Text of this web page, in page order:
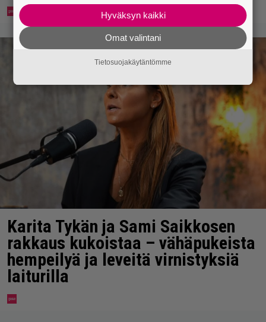
Karita Tykän ja Sami Saikkosen
rakkaus kukoistaa – vähäpukeista
hempeilyä ja leveitä virnistyksiä
laiturilla
Hyväksyn kaikki
Omat valintani
Tietosuojakäytäntömme